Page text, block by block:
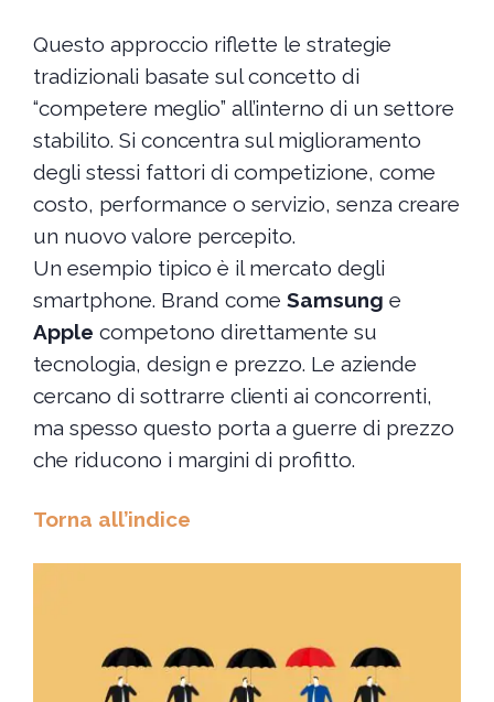
Questo approccio riflette le strategie
tradizionali basate sul concetto di
“competere meglio” all’interno di un settore
stabilito. Si concentra sul miglioramento
degli stessi fattori di competizione, come
costo, performance o servizio, senza creare
un nuovo valore percepito.
Un esempio tipico è il mercato degli
smartphone. Brand come Samsung e
Apple competono direttamente su
tecnologia, design e prezzo. Le aziende
cercano di sottrarre clienti ai concorrenti,
ma spesso questo porta a guerre di prezzo
che riducono i margini di profitto.
Torna all’indice